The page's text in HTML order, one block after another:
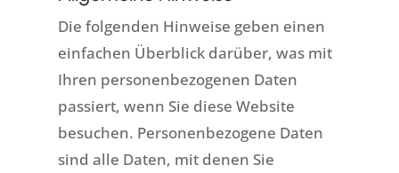
Die folgenden Hinweise geben einen
einfachen Überblick darüber, was mit
Ihren personenbezogenen Daten
passiert, wenn Sie diese Website
besuchen. Personenbezogene Daten
sind alle Daten, mit denen Sie